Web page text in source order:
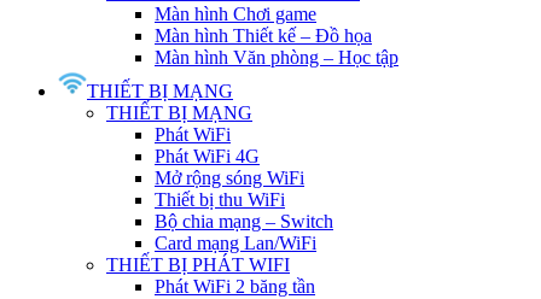
Màn hình Chơi game
Màn hình Thiết kế – Đồ họa
Màn hình Văn phòng – Học tập
THIẾT BỊ MẠNG
THIẾT BỊ MẠNG
Phát WiFi
Phát WiFi 4G
Mở rộng sóng WiFi
Thiết bị thu WiFi
Bộ chia mạng – Switch
Card mạng Lan/WiFi
THIẾT BỊ PHÁT WIFI
Phát WiFi 2 băng tần